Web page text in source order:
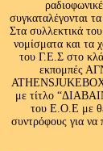
συγκαταλέγονται
Στα συλλεκτικά
νομίσματα και τα
του Γ.Ε.Σ στο
εκπομπές
ATHENSJUKEBOX
με τίτλο
του Ε.Ο.Ε με
συντρόφους για